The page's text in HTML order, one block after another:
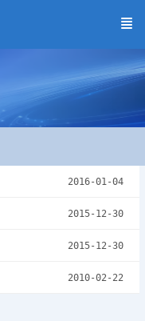
2016-01-04
2015-12-30
2015-12-30
2010-02-22